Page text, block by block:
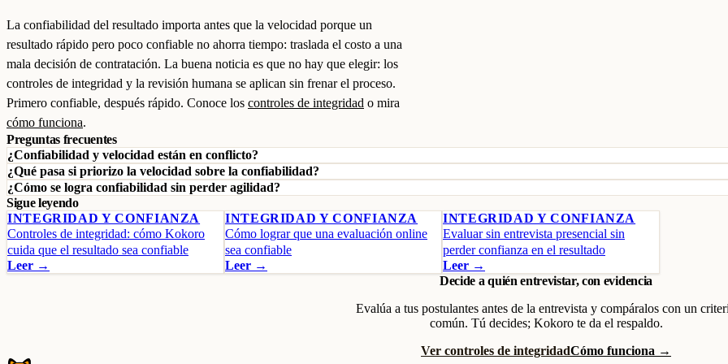
La confiabilidad del resultado importa antes que la velocidad porque un
resultado rápido pero poco confiable no ahorra tiempo: traslada el costo a una
mala decisión de contratación. La buena noticia es que no hay que elegir: los
controles de integridad y la revisión humana se aplican sin frenar el proceso.
Primero confiable, después rápido. Conoce los controles de integridad o mira
cómo funciona.
Preguntas frecuentes
¿Confiabilidad y velocidad están en conflicto?
¿Qué pasa si priorizo la velocidad sobre la confiabilidad?
¿Cómo se logra confiabilidad sin perder agilidad?
Sigue leyendo
INTEGRIDAD Y CONFIANZA
Controles de integridad: cómo Kokoro
cuida que el resultado sea confiable
Leer →
INTEGRIDAD Y CONFIANZA
Cómo lograr que una evaluación online
sea confiable
Leer →
INTEGRIDAD Y CONFIANZA
Evaluar sin entrevista presencial sin
perder confianza en el resultado
Leer →
Decide a quién entrevistar, con evidencia
Evalúa a tus postulantes antes de la entrevista y compáralos con un
común. Tú decides; Kokoro te da el respaldo.
Ver controles de integridadCómo funciona →